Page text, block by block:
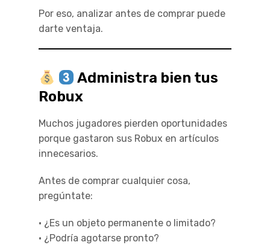
Por eso, analizar antes de comprar puede
darte ventaja.
Administra bien tus
Robux
Muchos jugadores pierden oportunidades
porque gastaron sus Robux en artículos
innecesarios.
Antes de comprar cualquier cosa,
pregúntate:
• ¿Es un objeto permanente o limitado?
• ¿Podría agotarse pronto?